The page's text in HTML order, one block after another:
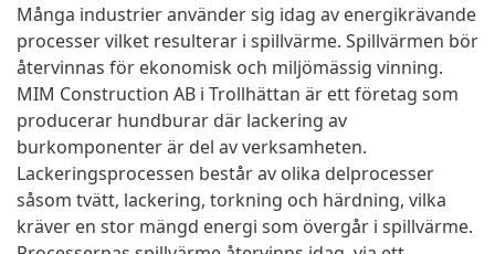
Många industrier använder sig idag av energikrävande
processer vilket resulterar i spillvärme. Spillvärmen bör
återvinnas för ekonomisk och miljömässig vinning.
MIM Construction AB i Trollhättan är ett företag som
producerar hundburar där lackering av
burkomponenter är del av verksamheten.
Lackeringsprocessen består av olika delprocesser
såsom tvätt, lackering, torkning och härdning, vilka
kräver en stor mängd energi som övergår i spillvärme.